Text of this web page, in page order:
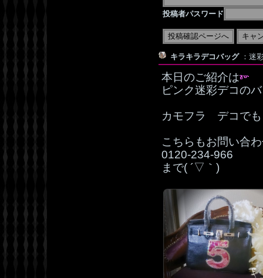
投稿者パスワード
キラキラデコバッグ ：迷
本日のご紹介は
ピンク迷彩デコの
カモフラ デコでも
こちらもお問い合
0120‐234‐966
まで( ´▽｀)